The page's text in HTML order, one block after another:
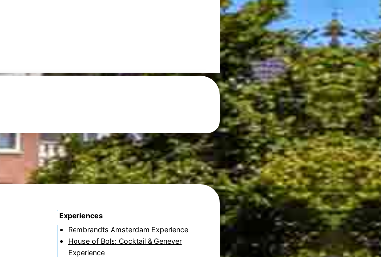
Experiences
Rembrandts Amsterdam Experience
House of Bols: Cocktail & Genever
Experience